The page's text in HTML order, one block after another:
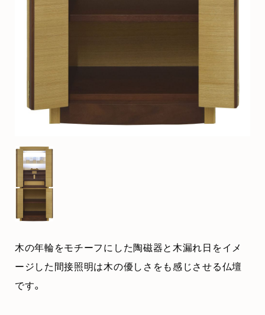
木の年輪をモチーフにした陶磁器と木漏れ日をイメ
ージした間接照明は木の優しさをも感じさせる仏壇
です。